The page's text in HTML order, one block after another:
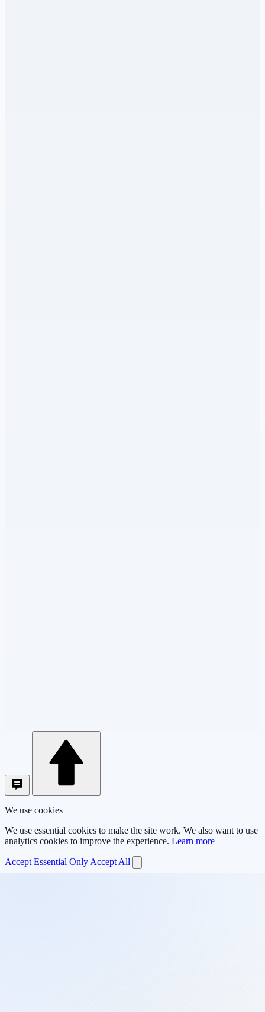
We use cookies
We use essential cookies to make the site work. We also want to use
analytics cookies to improve the experience. Learn more
Accept Essential Only Accept All